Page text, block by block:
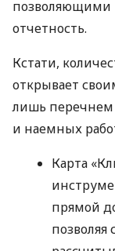
позволяющими
отчетность.
Кстати,
открывает
лишь
и наемных
Карта
прямой